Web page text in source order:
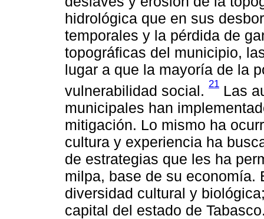
hidrológica que en sus
temporales y la pérdida de
topográficas del municipio,
lugar a que la mayoría de la
vulnerabilidad social. 21 Las
municipales han
mitigación. Lo mismo ha
cultura y experiencia ha
de estrategias que les ha
milpa, base de su economía.
diversidad cultural y
capital del estado de